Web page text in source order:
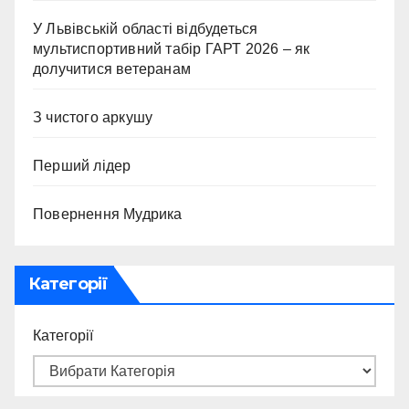
У Львівській області відбудеться
мультиспортивний табір ГАРТ 2026 – як
долучитися ветеранам
З чистого аркушу
Перший лідер
Повернення Мудрика
Категорії
Категорії